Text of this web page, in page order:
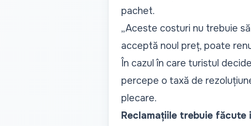
pachet.
„Aceste costuri nu trebuie
acceptă noul preț, poate
În cazul în care turistul
percepe o taxă de
plecare.
Reclamațiile trebuie făcute